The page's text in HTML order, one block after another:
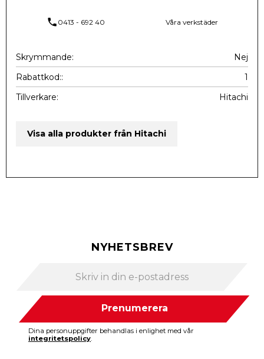
phone 0413 - 692 40 Våra verkstäder
Skrymmande
Nej
Rabattkod:
1
Tillverkare
Hitachi
Visa alla produkter från Hitachi
NYHETSBREV
Prenumerera
Dina personuppgifter behandlas i enlighet med vår
integritetspolicy.